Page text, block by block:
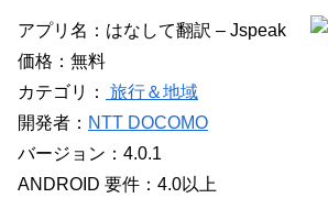
アプリ名：はなして翻訳 – Jspeak
価格：無料
カテゴリ：
旅行＆地域
開発者： NTT DOCOMO
バージョン：4.0.1
ANDROID 要件：4.0以上